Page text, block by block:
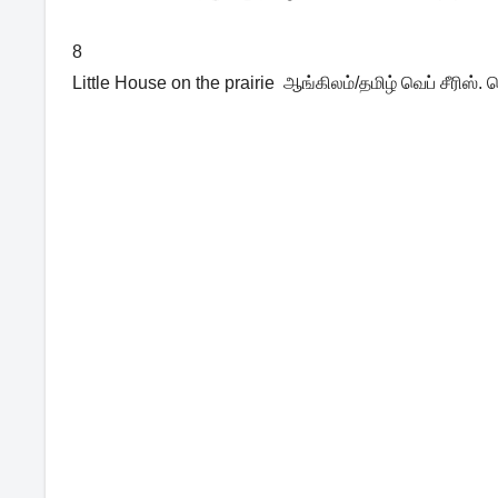
8
Little House on the prairie ஆங்கிலம்/தமிழ் வெப் சீரிஸ்.